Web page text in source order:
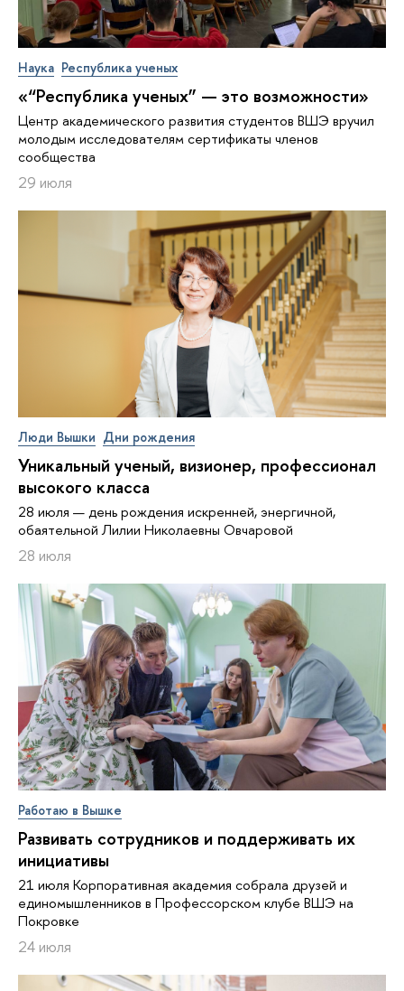
Наука Республика ученых
«“Республика ученых” — это возможности»
Центр академического развития студентов ВШЭ вручил
молодым исследователям сертификаты членов
сообщества
29 июля
Люди Вышки Дни рождения
Уникальный ученый, визионер, про­фес­си­о­нал
высокого класса
28 июля — день рождения искренней, энергичной,
обаятельной Лилии Николаевны Овчаровой
28 июля
Работаю в Вышке
Развивать сотрудников и поддерживать их
инициативы
21 июля Корпоративная академия собрала друзей и
единомышленников в Профессорском клубе ВШЭ на
Покровке
24 июля